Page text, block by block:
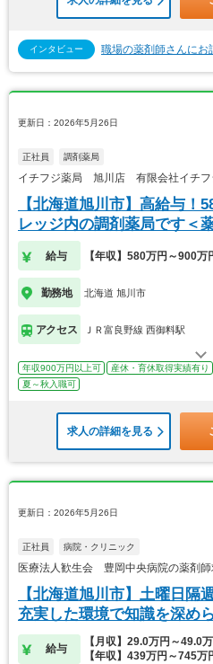
インタビュー 職場の薬剤師さんにお
更新日：2026年5月26日
正社員 調剤薬局
イチフジ薬局 旭川店 有限会社イチフ
【北海道旭川市】高給与！
レッジ内の調剤薬局です＜
給与 【年収】580万円～900
勤務地 北海道 旭川市
アクセス ＪＲ富良野線 西御料駅
年収900万円以上可 産休・育休取得実績有り
夏～秋入職可
求人の詳細を見る
更新日：2026年5月26日
正社員 病院・クリニック
医療法人歓生会 豊岡中央病院の薬剤師
【北海道旭川市】土曜日
充実した環境で知識を深め
給与
【月収】29.0万円～49.0
【年収】439万円～745万